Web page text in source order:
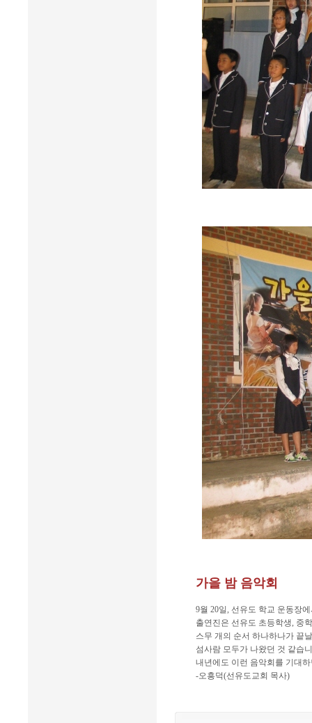
가을 밤 음악회
9월 20일, 선유도 학교 운동장
출연진은 선유도 초등학생, 중
스무 개의 순서 하나하나가 끝
섬사람 모두가 나왔던 것 같습
내년에도 이런 음악회를 기대
-오흥덕(선유도교회 목사)